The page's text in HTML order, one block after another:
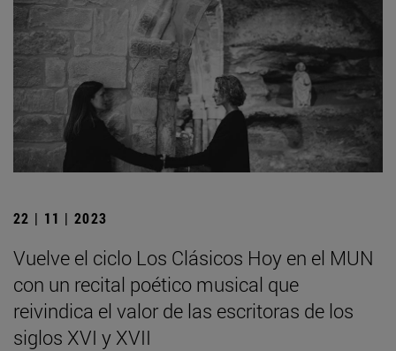
22 | 11 | 2023
Vuelve el ciclo Los Clásicos Hoy en el MUN
con un recital poético musical que
reivindica el valor de las escritoras de los
siglos XVI y XVII